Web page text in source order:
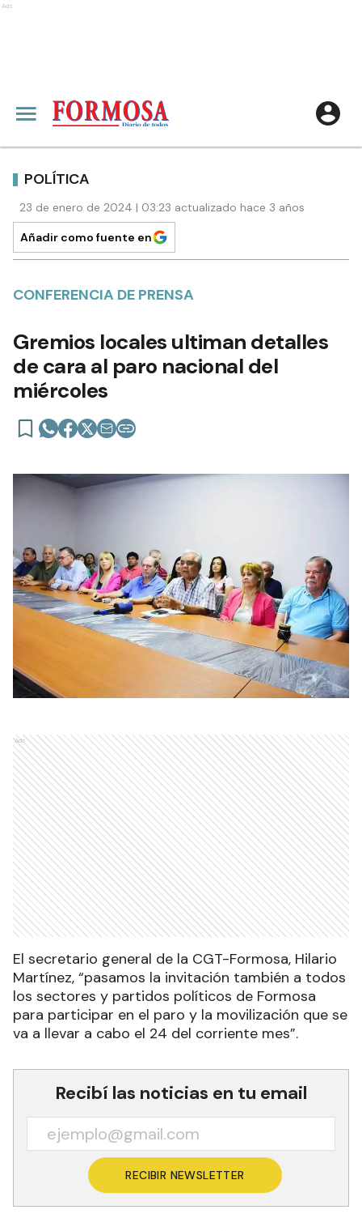
Ads
POLÍTICA
23 de enero de 2024 | 03:23 actualizado hace 3 años
Añadir como fuente en
CONFERENCIA DE PRENSA
Gremios locales ultiman detalles
de cara al paro nacional del
miércoles
Ads
El secretario general de la CGT-Formosa, Hilario
Martínez, “pasamos la invitación también a todos
los sectores y partidos políticos de Formosa
para participar en el paro y la movilización que se
va a llevar a cabo el 24 del corriente mes”.
Recibí las noticias en tu email
RECIBIR NEWSLETTER